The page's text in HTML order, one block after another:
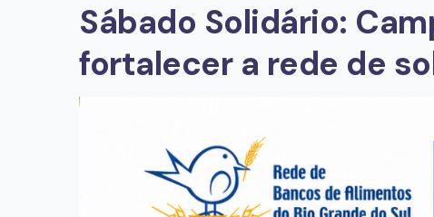
Sábado Solidário:
fortalecer a rede de